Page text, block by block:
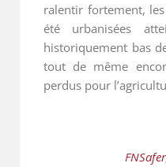
ralentir fortement,
été urbanisées
historiquement bas
tout de même
perdus pour